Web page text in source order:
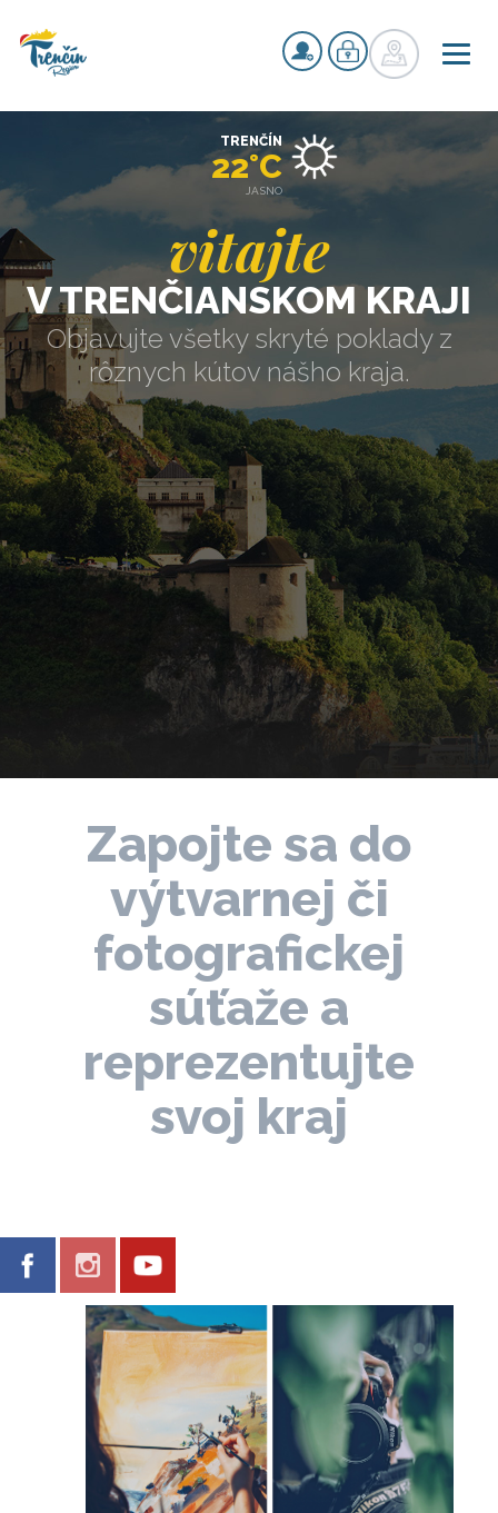
vitajte
V TRENČIANSKOM KRAJI
Objavujte všetky skryté poklady z
rôznych kútov nášho kraja.
TRENČÍN
22°C
JASNO
Zapojte sa do
výtvarnej či
fotografickej
súťaže a
reprezentujte
svoj kraj